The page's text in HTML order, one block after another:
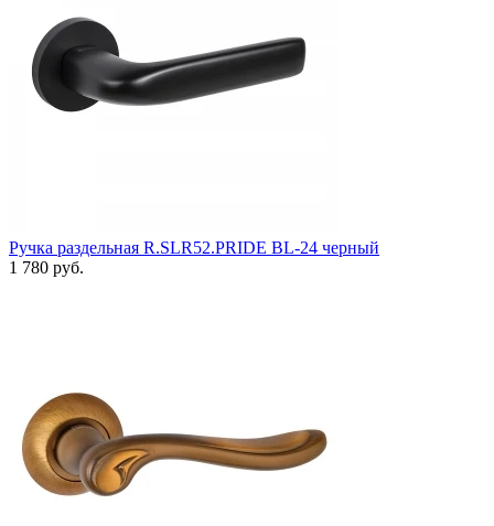
Ручка раздельная R.SLR52.PRIDE BL-24 черный
1 780 руб.